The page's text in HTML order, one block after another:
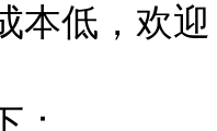
本低，欢迎
：